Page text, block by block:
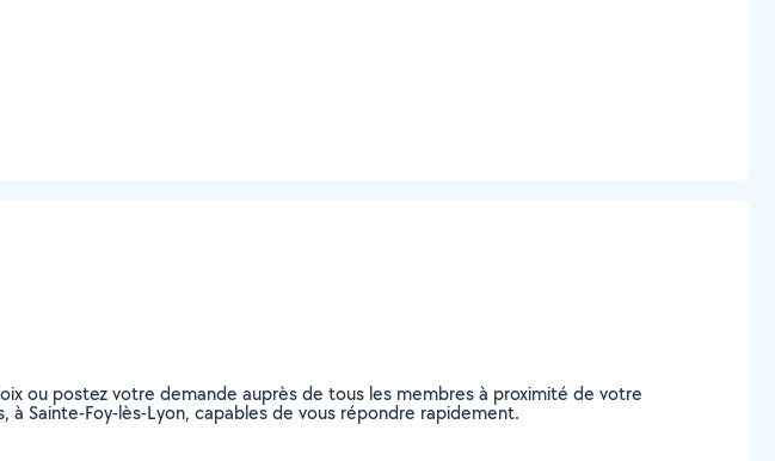
ou postez votre demande auprès de tous les membres à proximité de votre
Sainte-Foy-lès-Lyon, capables de vous répondre rapidement.